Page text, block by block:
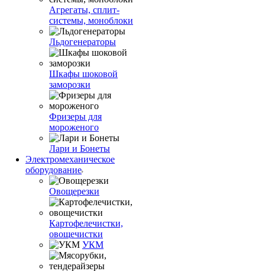
Агрегаты, сплит-
системы, моноблоки
Льдогенераторы
Шкафы шоковой
заморозки
Фризеры для
мороженого
Лари и Бонеты
Электромеханическое
оборудование
Овощерезки
Картофелечистки,
овощечистки
УКМ